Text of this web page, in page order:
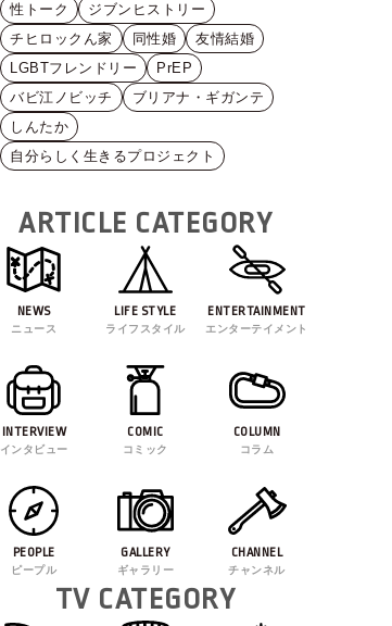
性トーク
ジブンヒストリー
チヒロックん家
同性婚
友情結婚
LGBTフレンドリー
PrEP
バビ江ノビッチ
ブリアナ・ギガンテ
しんたか
自分らしく生きるプロジェクト
ARTICLE CATEGORY
NEWS
ニュース
LIFE STYLE
ライフスタイル
ENTERTAINMENT
エンターテイメント
INTERVIEW
インタビュー
COMIC
コミック
COLUMN
コラム
PEOPLE
ピープル
GALLERY
ギャラリー
CHANNEL
チャンネル
TV CATEGORY